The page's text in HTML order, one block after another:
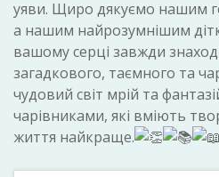
уяви. Щиро дякуємо нашим
а нашим найрозумнішим
вашому серці завжди
загадкового, таємного та
чудовий світ мрій та
чарівниками, які вміють
життя найкраще.